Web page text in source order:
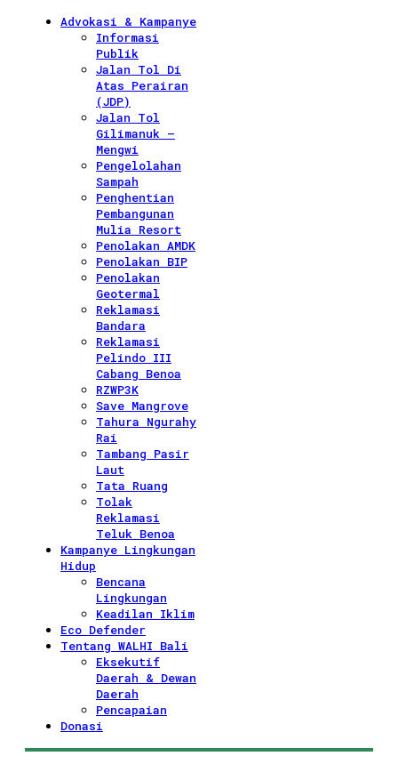
Advokasi & Kampanye
Informasi
Publik
Jalan Tol Di
Atas Perairan
(JDP)
Jalan Tol
Gilimanuk –
Mengwi
Pengelolahan
Sampah
Penghentian
Pembangunan
Mulia Resort
Penolakan AMDK
Penolakan BIP
Penolakan
Geotermal
Reklamasi
Bandara
Reklamasi
Pelindo III
Cabang Benoa
RZWP3K
Save Mangrove
Tahura Ngurahy
Rai
Tambang Pasir
Laut
Tata Ruang
Tolak
Reklamasi
Teluk Benoa
Kampanye Lingkungan
Hidup
Bencana
Lingkungan
Keadilan Iklim
Eco Defender
Tentang WALHI Bali
Eksekutif
Daerah & Dewan
Daerah
Pencapaian
Donasi